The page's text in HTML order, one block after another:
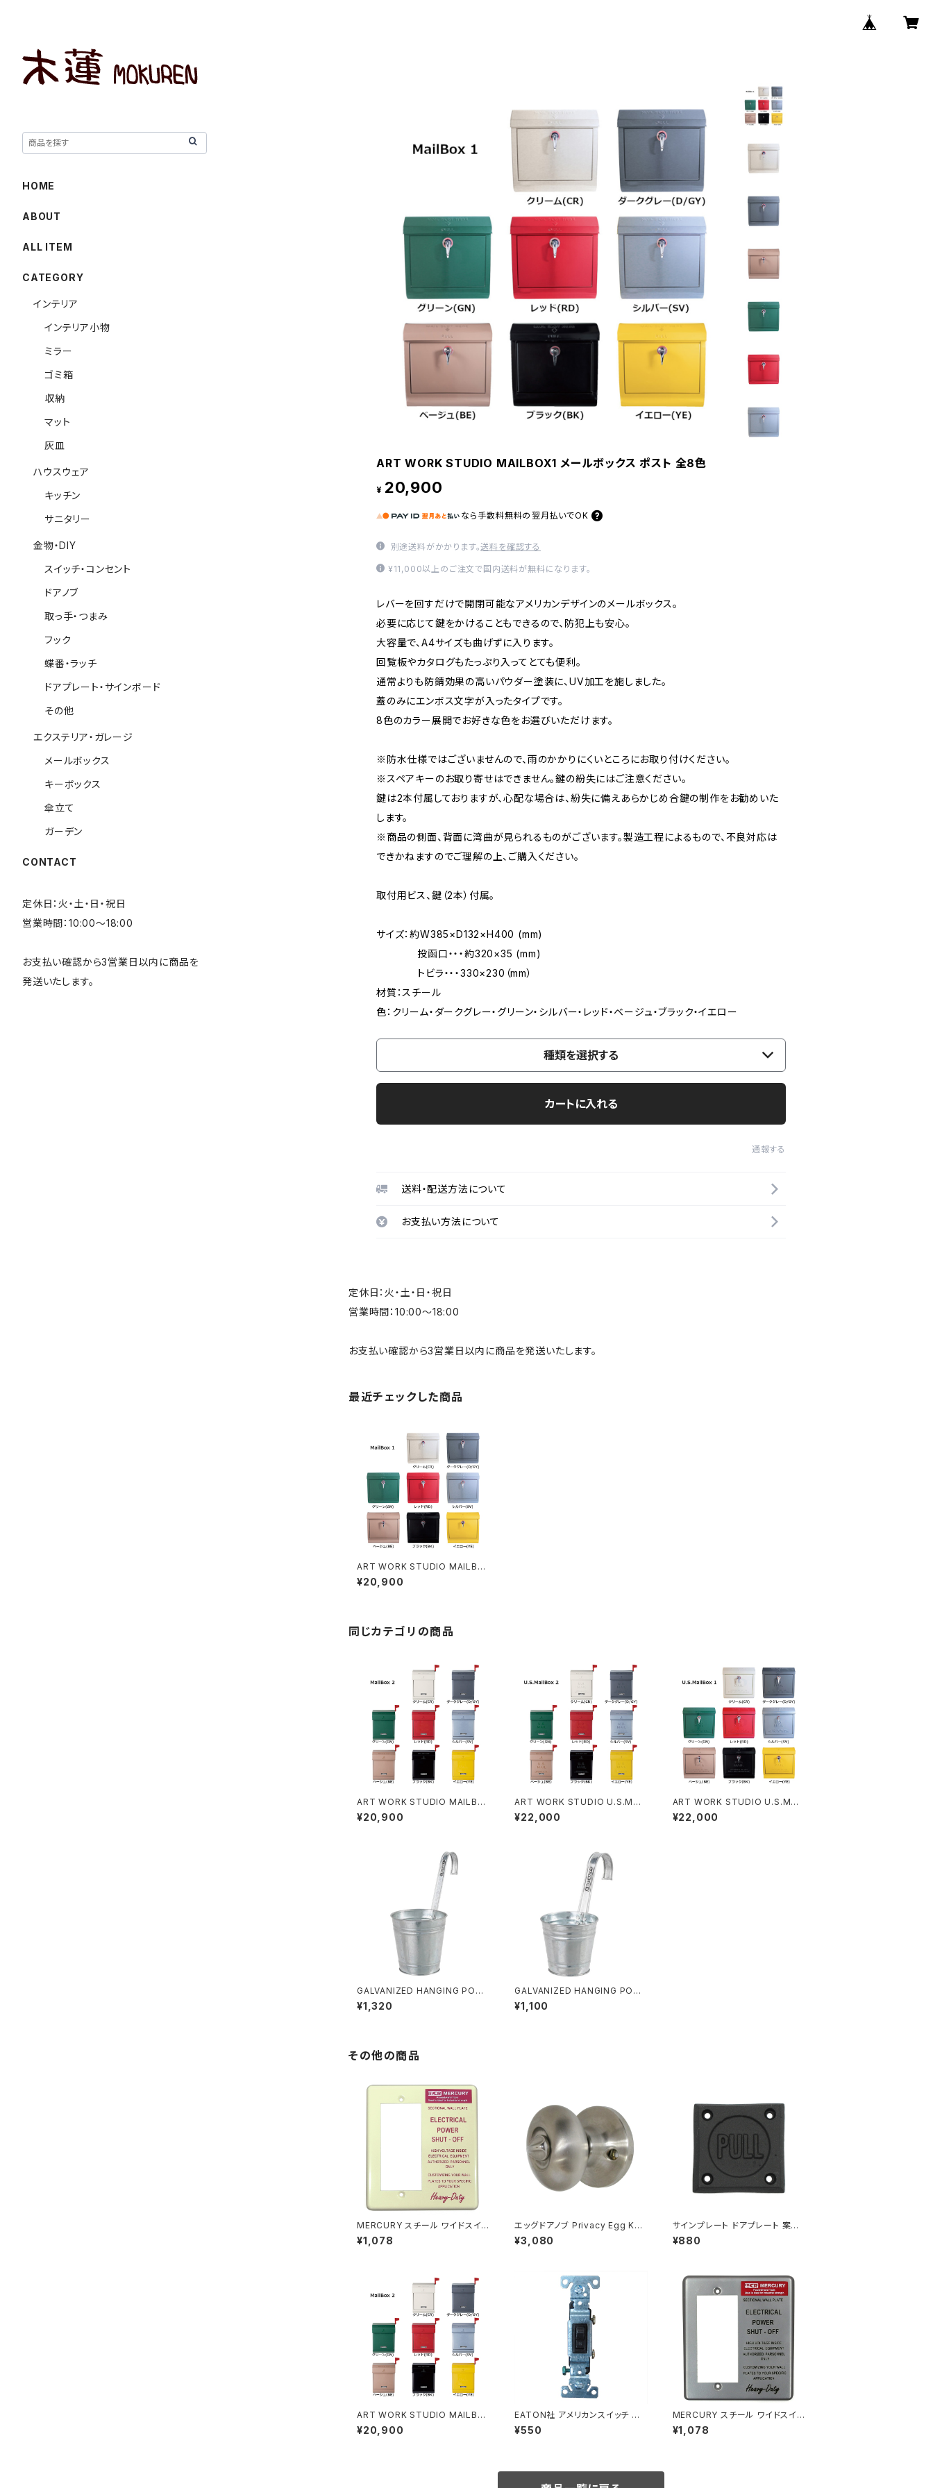
ART WORK STUDIO MAILBOX1 メールボックス ポスト 全8色
¥ 20,900
なら 手数料無料の 翌月払いでOK
別途送料がかかります。送料を確認する
¥11,000以上のご注文で国内送料が無料になります。
レバーを回すだけで開閉可能なアメリカンデザインのメールボックス。
必要に応じて鍵をかけることもできるので、防犯上も安心。
大容量で、A4サイズも曲げずに入ります。
回覧板やカタログもたっぷり入ってとても便利。
通常よりも防錆効果の高いパウダー塗装に、UV加工を施しました。
蓋のみにエンボス文字が入ったタイプです。
8色のカラー展開でお好きな色をお選びいただけます。
※防水仕様ではございませんので、雨のかかりにくいところにお取り付けください。
※スペアキーのお取り寄せはできません。鍵の紛失にはご注意ください。
鍵は2本付属しておりますが、心配な場合は、紛失に備えあらかじめ合鍵の制作をお勧めいた
します。
※商品の側面、背面に湾曲が見られるものがございます。製造工程によるもので、不良対応は
できかねますのでご理解の上、ご購入ください。
取付用ビス、鍵（2本）付属。
サイズ：約W385×D132×H400 (mm)
投函口・・・約320×35 (mm)
トビラ・・・330×230（mm）
材質：スチール
色：クリーム・ダークグレー・グリーン・シルバー・レッド・ベージュ・ブラック・イエロー
種類を選択する
カートに入れる
通報する
送料・配送方法について
お支払い方法について
定休日：火・土・日・祝日
営業時間：10:00～18:00
お支払い確認から3営業日以内に商品を発送いたします。
最近チェックした商品
ART WORK STUDIO MAILBO
X1 メールボックス ポスト 全8色
¥20,900
同じカテゴリの商品
ART WORK STUDIO MAILBO
X2 メールボックス ポスト 全8色
¥20,900
ART WORK STUDIO U.S.MAIL
BOX2 メールボックス ポスト 全8
色
¥22,000
ART WORK STUDIO U.S.MAIL
BOX1 メールボックス ポスト 全8
色
¥22,000
GALVANIZED HANGING POT
COVER 15 ハンギングポット ガル
バナイズド 鉢カバー
¥1,320
GALVANIZED HANGING POT
COVER 10 ハンギングポット ガル
バナイズド 鉢カバー
¥1,100
その他の商品
MERCURY スチール ワイドスイッ
チプレート アイボリー
¥1,078
エッグドアノブ Privacy Egg Kno
bset 簡易錠 ステンレススチール
¥3,080
サインプレート ドアプレート 案内
扉 押す PULL アルミニウム ブラッ
ク
¥880
ART WORK STUDIO MAILBO
X2 メールボックス ポスト 全8色
¥20,900
EATON社 アメリカンスイッチ 片
切タンブラースイッチ ブラウン ア
メリカ製
¥550
MERCURY スチール ワイドスイッ
チプレート シルバー
¥1,078
HOME
ABOUT
ALL ITEM
CATEGORY
インテリア
インテリア小物
ミラー
ゴミ箱
収納
マット
灰皿
ハウスウェア
キッチン
サニタリー
金物・DIY
スイッチ・コンセント
ドアノブ
取っ手・つまみ
フック
蝶番・ラッチ
ドアプレート・サインボード
その他
エクステリア・ガレージ
メールボックス
キーボックス
傘立て
ガーデン
CONTACT
定休日：火・土・日・祝日
営業時間：10:00～18:00
お支払い確認から3営業日以内に商品を
発送いたします。